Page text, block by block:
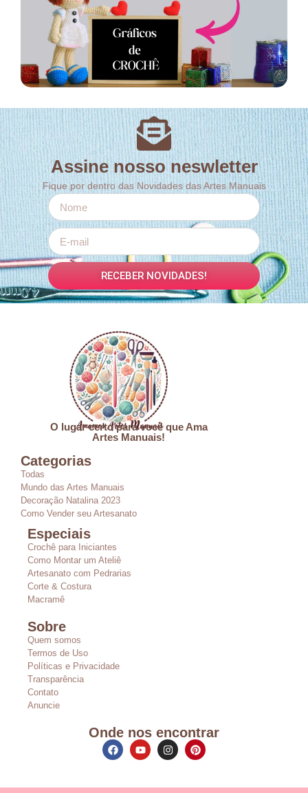
Assine nosso neswletter
Fique por dentro das Novidades das Artes Manuais
RECEBER NOVIDADES!
O lugar certo para você que Ama
Artes Manuais!
Categorias
Todas
Mundo das Artes Manuais
Decoração Natalina 2023
Como Vender seu Artesanato
Especiais
Crochê para Iniciantes
Como Montar um Ateliê
Artesanato com Pedrarias
Corte & Costura
Macramê
Sobre
Quem somos
Termos de Uso
Políticas e Privacidade
Transparência
Contato
Anuncie
Onde nos encontrar